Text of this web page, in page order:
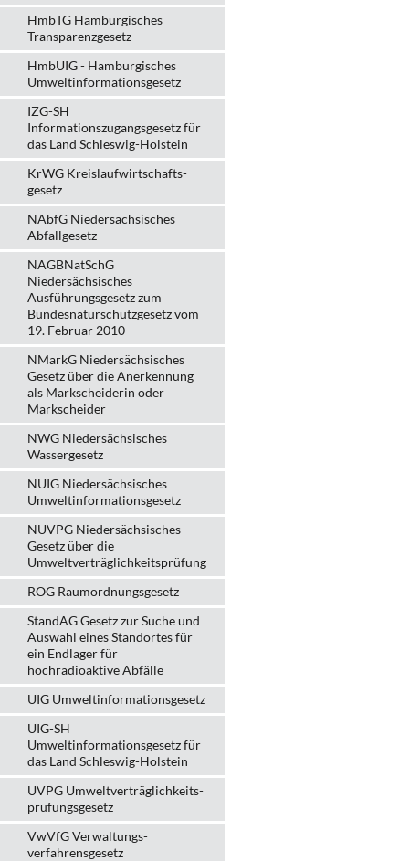
HmbTG Hamburgisches
Transparenzgesetz
HmbUIG - Hamburgisches
Umweltinformationsgesetz
IZG-SH
Informationszugangsgesetz für
das Land Schleswig-Holstein
KrWG Kreislaufwirtschafts­
gesetz
NAbfG Niedersächsisches
Abfallgesetz
NAGBNatSchG
Niedersächsisches
Ausführungsgesetz zum
Bundesnaturschutzgesetz vom
19. Februar 2010
NMarkG Niedersächsisches
Gesetz über die Anerkennung
als Markscheiderin oder
Markscheider
NWG Niedersächsisches
Wassergesetz
NUIG Niedersächsisches
Umweltinformationsgesetz
NUVPG Niedersächsisches
Gesetz über die
Umweltverträglichkeitsprüfung
ROG Raumordnungsgesetz
StandAG Gesetz zur Suche und
Auswahl eines Standortes für
ein Endlager für
hochradioaktive Abfälle
UIG Umweltinformationsgesetz
UIG-SH
Umweltinformationsgesetz für
das Land Schleswig-Holstein
UVPG Umweltverträglich­keits­
prüfungs­gesetz
VwVfG Verwaltungs­
verfahrens­gesetz